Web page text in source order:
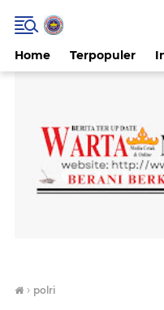
Home Terpopuler
› polri